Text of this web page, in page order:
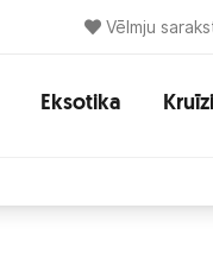
Vēlmju
Eksotika Kruīzi